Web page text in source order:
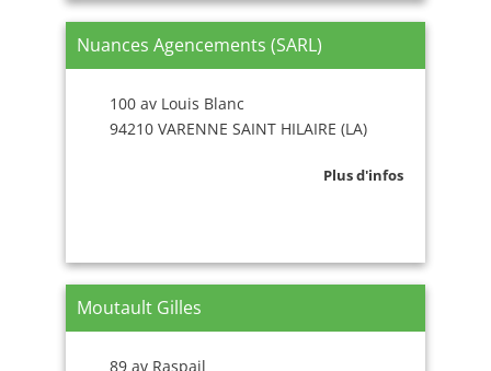
Nuances Agencements (SARL)
100 av Louis Blanc
94210 VARENNE SAINT HILAIRE (LA)
Plus d'infos
Moutault Gilles
89 av Raspail